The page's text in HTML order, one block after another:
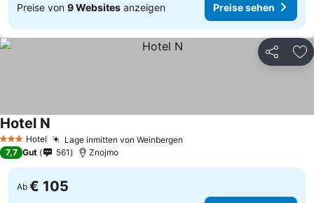
Preise von 9 Websites anzeigen Preise sehen
Teilen
3 SterneHotel Lage inmitten von Weinbergen
Hotel N
7,7 Gut 561 Znojmo
Ab € 105